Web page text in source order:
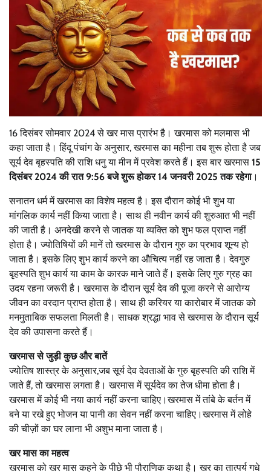
16 दिसंबर सोमवार 2024 से खर मास प्रारंभ है।खरमास को मलमास भी
कहा जाता है। हिंदू पंचांग के अनुसार, खरमास का महीना तब शुरू होता है जब
सूर्य देव बृहस्पति की राशि धनु या मीन में प्रवेश करते हैं। इस बार खरमास 15
दिसंबर 2024 की रात 9:56 बजे शुरू होकर 14 जनवरी 2025 तक रहेगा।
सनातन धर्म में खरमास का विशेष महत्व है। इस दौरान कोई भी शुभ या
मांगलिक कार्य नहीं किया जाता है। साथ ही नवीन कार्य की शुरुआत भी नहीं
की जाती है। अनदेखी करने से जातक या व्यक्ति को शुभ फल प्राप्त नहीं
होता है। ज्योतिषियों की मानें तो खरमास के दौरान गुरु का प्रभाव शून्य हो
जाता है। इसके लिए शुभ कार्य करने का औचित्य नहीं रह जाता है। देवगुरु
बृहस्पति शुभ कार्य या काम के कारक माने जाते हैं। इसके लिए गुरु ग्रह का
उदय रहना जरूरी है। खरमास के दौरान सूर्य देव की पूजा करने से आरोग्य
जीवन का वरदान प्राप्त होता है। साथ ही करियर या कारोबार में जातक को
मनमुताबिक सफलता मिलती है। साधक श्रद्धा भाव से खरमास के दौरान सूर्य
देव की उपासना करते हैं।
खरमास से जुड़ी कुछ और बातें
ज्योतिष शास्त्र के अनुसार,जब सूर्य देव देवताओं के गुरु बृहस्पति की राशि में
जाते हैं, तो खरमास लगता है। खरमास में सूर्यदेव का तेज धीमा होता है।
खरमास में कोई भी नया कार्य नहीं करना चाहिए।खरमास में तांबे के बर्तन में
बने या रखे हुए भोजन या पानी का सेवन नहीं करना चाहिए।खरमास में लोहे
की चीज़ों का घर लाना भी अशुभ माना जाता है।
खर मास का महत्व
खरमास को खर मास कहने के पीछे भी पौराणिक कथा है। खर का तात्पर्य गधे